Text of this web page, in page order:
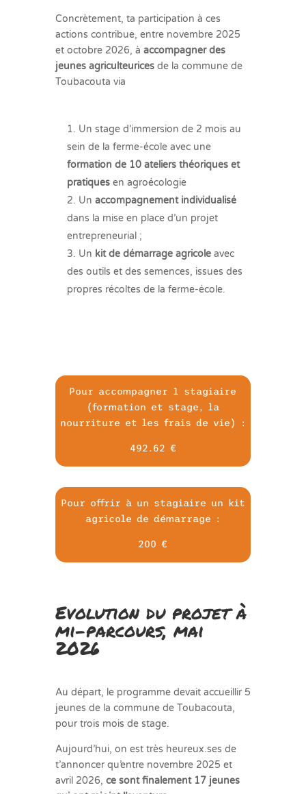
Concrètement, ta participation à ces
actions contribue, entre novembre 2025
et octobre 2026, à accompagner des
jeunes agriculteuricesde la commune de
Toubacouta via
Un stage d’immersion de 2 mois au
sein de la ferme-école avec une
formation de 10 ateliers théoriques et
pratiquesen agroécologie
Un accompagnement individualisé
dans la mise en place d’un projet
entrepreneurial ;
Un kit de démarrage agricoleavec
des outils et des semences, issues des
propres récoltes de la ferme-école.
Pour accompagner 1 stagiaire
(formation et stage, la
nourriture et les frais de vie) :
492.62 €
Pour offrir à un stagiaire un kit
agricole de démarrage :
200 €
Evolution du projet à
mi-parcours, mai
2026
Au départ, le programme devait accueillir 5
jeunes de la commune de Toubacouta,
pour trois mois de stage.
Aujourd’hui, on est très heureux.ses de
t’annoncer qu’entre novembre 2025 et
avril 2026, ce sont finalement 17 jeunes